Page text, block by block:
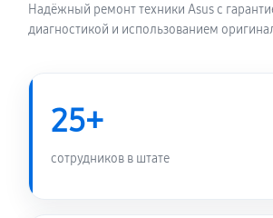
Надёжный ремонт техники Asus с
диагностикой и использованием
25+
сотрудников в штате